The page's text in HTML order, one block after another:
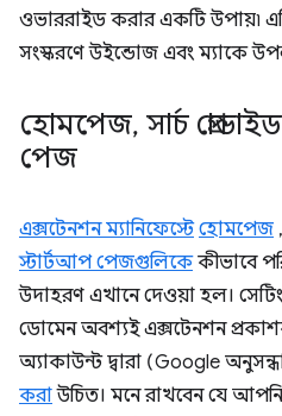
ওভাররাইড করার একটি উপায়৷
সংস্করণে উইন্ডোজ এবং ম্যাকে
হোমপেজ, সার্চ
পেজ
এক্সটেনশন ম্যানিফেস্টে হোমপেজ ,
স্টার্টআপ পেজগুলিকেকীভাবে
উদাহরণ এখানে দেওয়া হল।
ডোমেন অবশ্যই এক্সটেনশন
অ্যাকাউন্ট দ্বারা (Google
করাউচিত। মনে রাখবেন যে